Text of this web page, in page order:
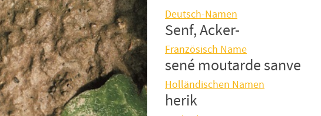
Deutsch-Namen
Senf, Acker-
Französisch Name
sené moutarde sanve
Holländischen Namen
herik